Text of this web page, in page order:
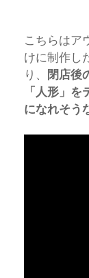
こちらはア
けに制作し
り、
閉店後
「人形」
になれそう